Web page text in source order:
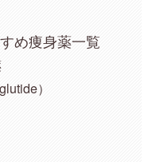
め痩身薬一覧
）